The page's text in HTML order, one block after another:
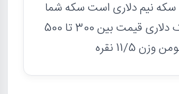
سکه نیم دلاری است سکه شما
نه یک دلاری قیمت بین 300 تا 500
وزن 11/5 نقره